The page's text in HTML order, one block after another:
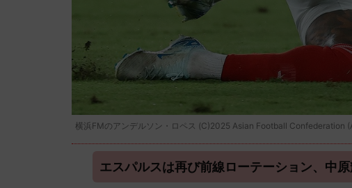
横浜FMのアンデルソン・ロペス (C)2025 Asian Football Confederation
エスパルスは再び前線ローテーション、中